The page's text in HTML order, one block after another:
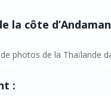
la côte
photos de la Thaïlande
: